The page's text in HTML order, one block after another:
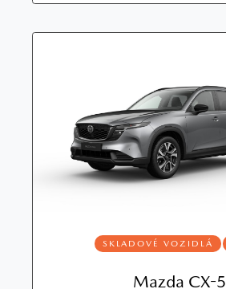
SKLADOVÉ VOZIDLÁ
Mazda CX-5